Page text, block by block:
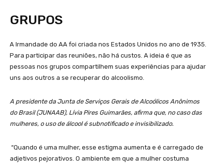
GRUPOS
A Irmandade do AA foi criada nos Estados Unidos no ano de 1935.
Para participar das reuniões, não há custos. A ideia é que as
pessoas nos grupos compartilhem suas experiências para ajudar
uns aos outros a se recuperar do alcoolismo.
A presidente da Junta de Serviços Gerais de Alcoólicos Anônimos
do Brasil (JUNAAB), Lívia Pires Guimarães, afirma que, no caso das
mulheres, o uso de álcool é subnotificado e invisibilizado.
“Quando é uma mulher, esse estigma aumenta e é carregado de
adjetivos pejorativos. O ambiente em que a mulher costuma